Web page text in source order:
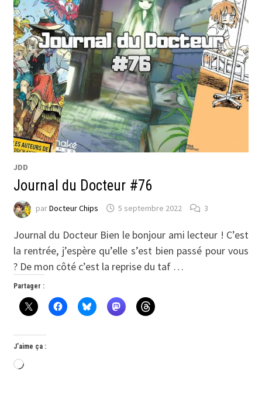
JDD
Journal du Docteur #76
parDocteur Chips 5 septembre 2022 3
Journal du Docteur Bien le bonjour ami lecteur ! C’est
la rentrée, j’espère qu’elle s’est bien passé pour vous
? De mon côté c’est la reprise du taf …
Partager :
J’aime ça :
Chargement…